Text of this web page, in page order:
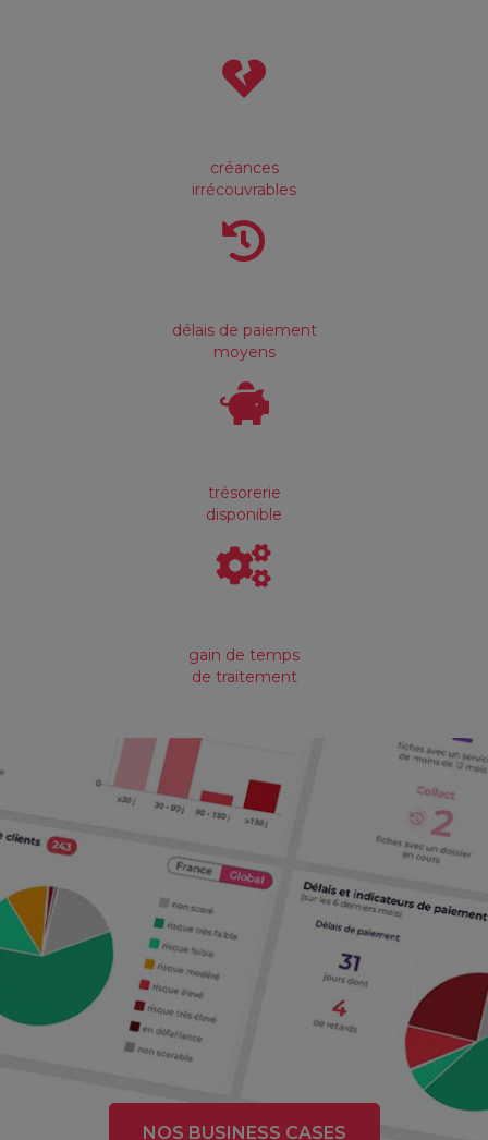
créances
irrécouvrables
délais de paiement
moyens
trésorerie
disponible
gain de temps
de traitement
NOS BUSINESS CASES